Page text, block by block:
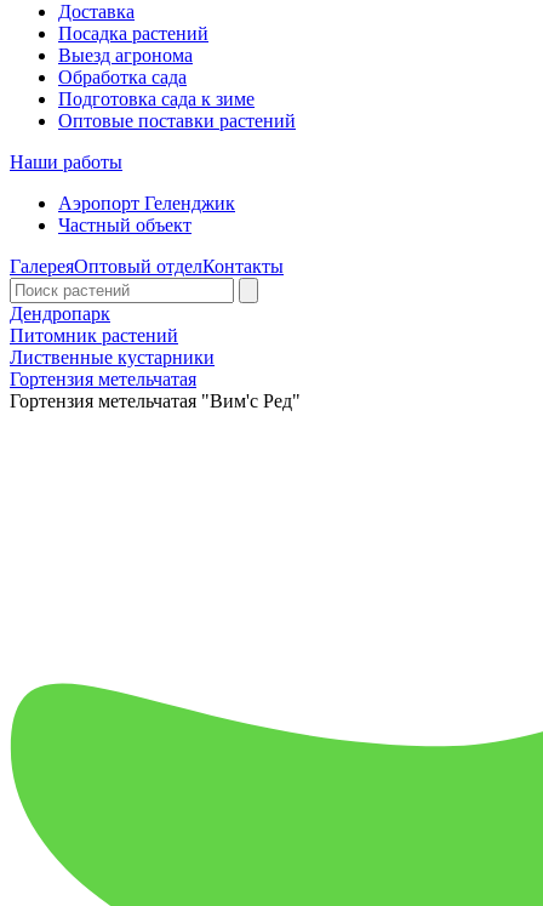
Доставка
Посадка растений
Выезд агронома
Обработка сада
Подготовка сада к зиме
Оптовые поставки растений
Наши работы
Аэропорт Геленджик
Частный объект
ГалереяОптовый отделКонтакты
Дендропарк
Питомник растений
Лиственные кустарники
Гортензия метельчатая
Гортензия метельчатая "Вим'с Ред"